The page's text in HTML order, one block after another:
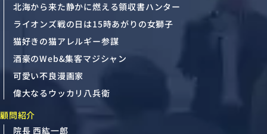
北海から来た静かに燃える領収書ハンター
ライオンズ戦の日は15時あがりの女獅子
猫好きの猫アレルギー参謀
酒豪のWeb&集客マジシャン
可愛い不良漫画家
偉大なるウッカリ八兵衛
顧問紹介
院長 西紘一郎